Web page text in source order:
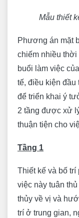
Mẫu thiết
Phương án mặt
chiếm nhiều thời
buổi làm việc
tế, điều kiện
để triển khai ý
2 tầng được xử
thuận tiện cho
Tầng 1
Thiết kế và bố
việc này tuân
thủy về vị và
trí ở trung gian,